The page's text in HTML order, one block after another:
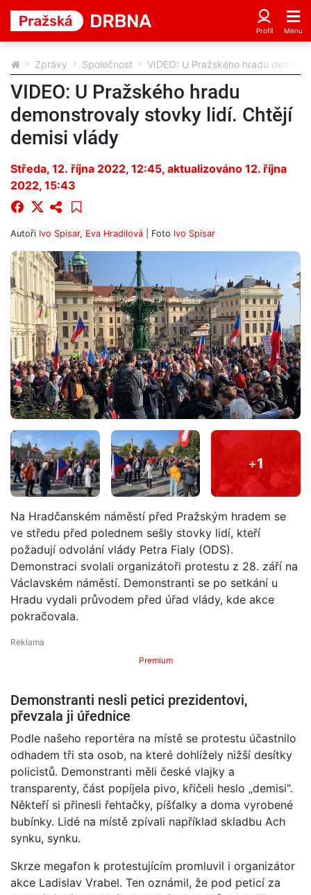
Zprávy Společnost VIDEO: U Pražského hradu
VIDEO: U Pražského hradu
demonstrovaly stovky lidí. Chtějí
demisi vlády
Středa, 12. října 2022, 12:45, aktualizováno 12. října
2022, 15:43
Autoři Ivo Spisar, Eva Hradilová | Foto Ivo Spisar
+1
Na Hradčanském náměstí před Pražským hradem se
ve středu před polednem sešly stovky lidí, kteří
požadují odvolání vlády Petra Fialy (ODS).
Demonstraci svolali organizátoři protestu z 28. září na
Václavském náměstí. Demonstranti se po setkání u
Hradu vydali průvodem před úřad vlády, kde akce
pokračovala.
Premium
Demonstranti nesli petici prezidentovi,
převzala ji úřednice
Podle našeho reportéra na místě se protestu účastnilo
odhadem tři sta osob, na které dohlížely nižší desítky
policistů. Demonstranti měli české vlajky a
transparenty, část popíjela pivo, křičeli heslo „demisi".
Někteří si přinesli řehtačky, píšťalky a doma vyrobené
bubínky. Lidé na místě zpívali například skladbu Ach
synku, synku.
Skrze megafon k protestujícím promluvil i organizátor
akce Ladislav Vrabel. Ten oznámil, že pod peticí za